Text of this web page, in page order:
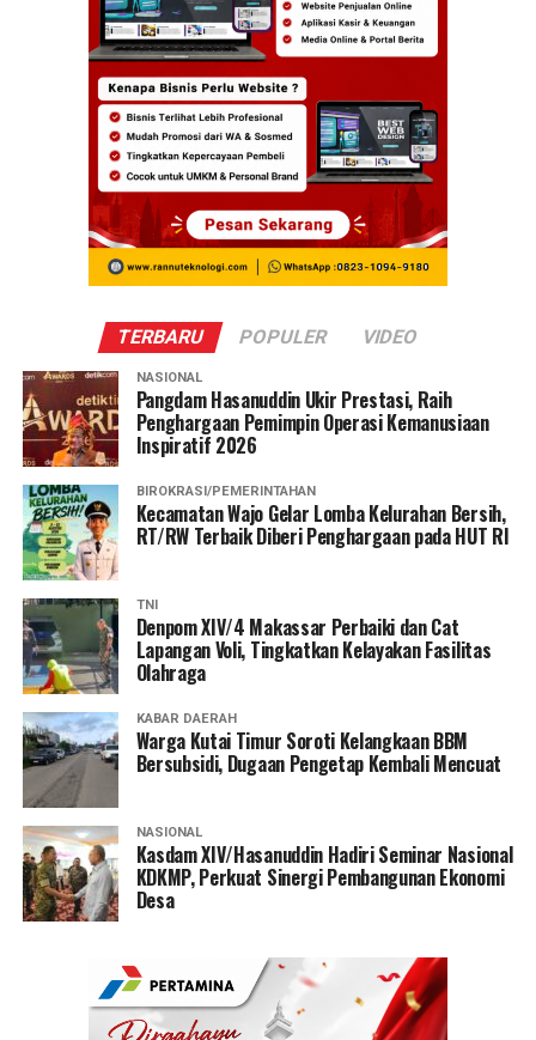
TERBARU POPULER VIDEO
NASIONAL
Pangdam Hasanuddin Ukir Prestasi, Raih
Penghargaan Pemimpin Operasi Kemanusiaan
Inspiratif 2026
BIROKRASI/PEMERINTAHAN
Kecamatan Wajo Gelar Lomba Kelurahan Bersih,
RT/RW Terbaik Diberi Penghargaan pada HUT RI
TNI
Denpom XIV/4 Makassar Perbaiki dan Cat
Lapangan Voli, Tingkatkan Kelayakan Fasilitas
Olahraga
KABAR DAERAH
Warga Kutai Timur Soroti Kelangkaan BBM
Bersubsidi, Dugaan Pengetap Kembali Mencuat
NASIONAL
Kasdam XIV/Hasanuddin Hadiri Seminar Nasional
KDKMP, Perkuat Sinergi Pembangunan Ekonomi
Desa